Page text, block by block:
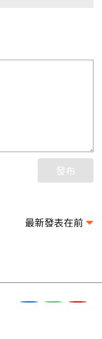
發布
最新發表在前